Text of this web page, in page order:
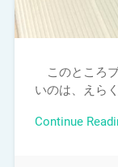
このところ
いのは、えら
Continue